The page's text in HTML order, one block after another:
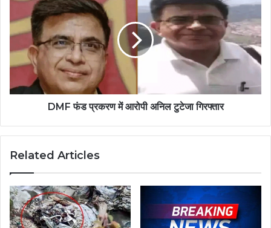
DMF फंड प्रकरण में आरोपी अनिल टुटेजा गिरफ्तार
Related Articles